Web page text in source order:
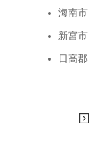
海南市
新宮市
日高郡